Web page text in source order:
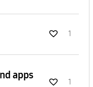
1
apps
1